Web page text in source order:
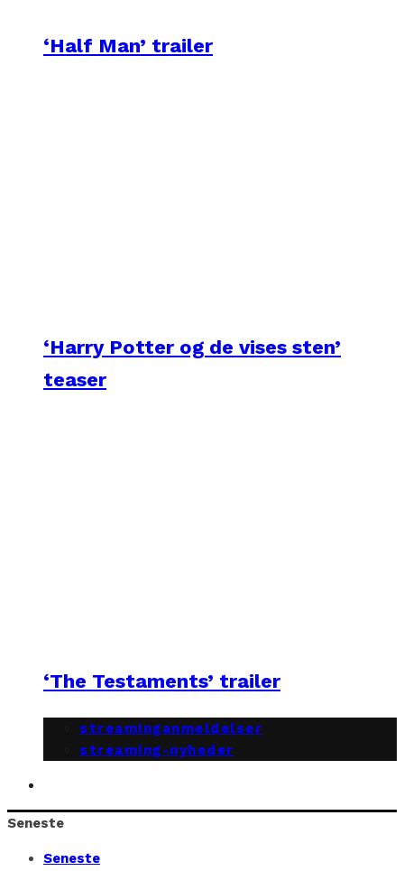
‘Half Man’ trailer
‘Harry Potter og de vises sten’
teaser
‘The Testaments’ trailer
streaminganmeldelser
streaming-nyheder
Seneste
Seneste